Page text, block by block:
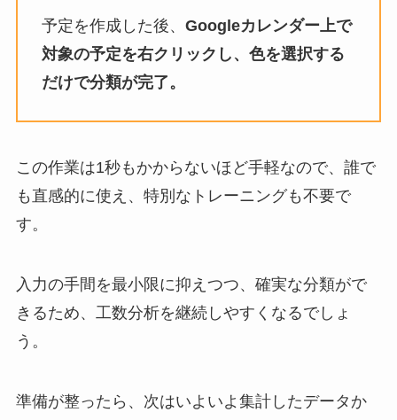
予定を作成した後、 Googleカレンダー上で
対象の予定を右クリックし、色を選択する
だけで分類が完了。
この作業は1秒もかからないほど手軽なので、誰で
も直感的に使え、特別なトレーニングも不要で
す。
入力の手間を最小限に抑えつつ、確実な分類がで
きるため、工数分析を継続しやすくなるでしょ
う。
準備が整ったら、次はいよいよ集計したデータか